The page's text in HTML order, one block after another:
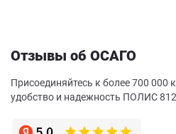
Отзывы об ОСАГО
Присоединяйтесь к более 700 000
удобство и надежность ПОЛИС 812